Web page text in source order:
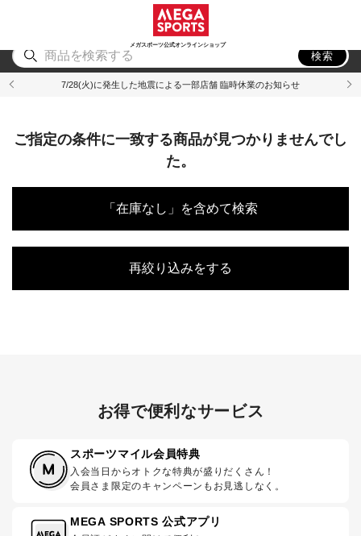
メガスポーツ公式オンラインショップ
アウトドア
検索
7/28(火)に発生した地震による一部店舗 臨時休業のお知らせ
ご指定の条件に一致する商品が見つかりませんでし
た。
「在庫なし」を含めて検索
再絞り込みをする
お得で便利なサービス
スポーツマイル会員特典
入会当日からオトクな特典が盛りだくさん！
会員さま限定のキャンペーンもお見逃しなく。
MEGA SPORTS 公式アプリ